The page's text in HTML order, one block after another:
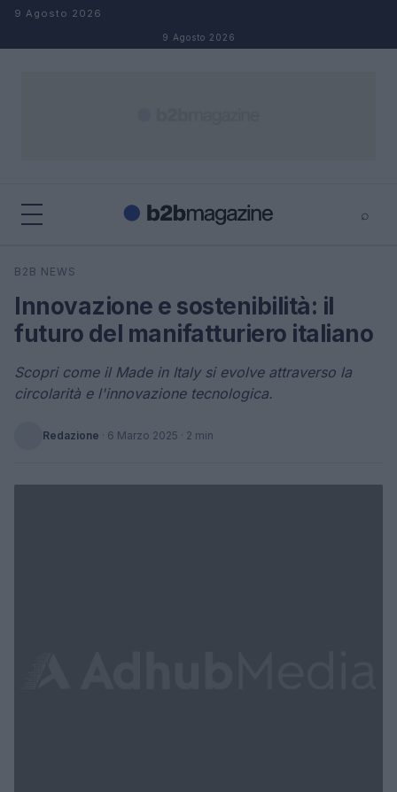
Salta al contenuto
9 Agosto 2026
9 Agosto 2026
⌕
Cerca
B2B NEWS
Innovazione e sostenibilità: il
futuro del manifatturiero italiano
Scopri come il Made in Italy si evolve attraverso la
circolarità e l'innovazione tecnologica.
Redazione · 6 Marzo 2025 · 2 min